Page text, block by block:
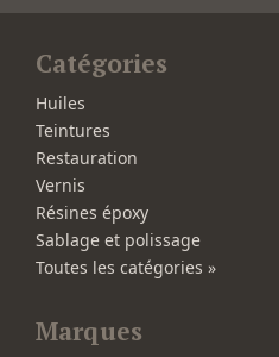
Catégories
Huiles
Teintures
Restauration
Vernis
Résines époxy
Sablage et polissage
Toutes les catégories »
Marques